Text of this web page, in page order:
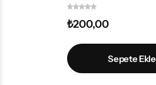
₺200,00
Sepete Ekle